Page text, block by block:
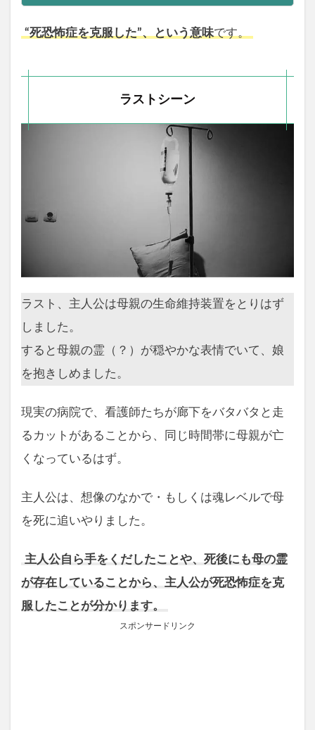
“死恐怖症を克服した”、という意味です。
ラストシーン
ラスト、主人公は母親の生命維持装置をとりはず
しました。
すると母親の霊（？）が穏やかな表情でいて、娘
を抱きしめました。
現実の病院で、看護師たちが廊下をバタバタと走
るカットがあることから、同じ時間帯に母親が亡
くなっているはず。
主人公は、想像のなかで・もしくは魂レベルで母
を死に追いやりました。
主人公自ら手をくだしたことや、死後にも母の霊
が存在していることから、主人公が死恐怖症を克
服したことが分かります。
スポンサードリンク